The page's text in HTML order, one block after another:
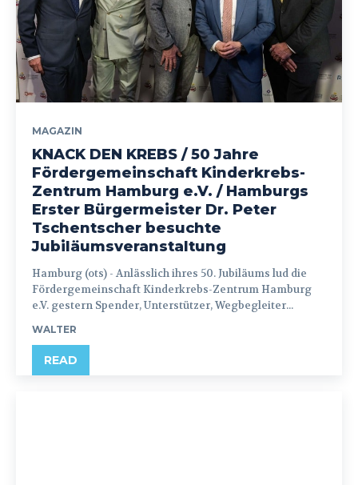
MAGAZIN
KNACK DEN KREBS / 50 Jahre
Fördergemeinschaft Kinderkrebs-
Zentrum Hamburg e.V. / Hamburgs
Erster Bürgermeister Dr. Peter
Tschentscher besuchte
Jubiläumsveranstaltung
Hamburg (ots) - Anlässlich ihres 50. Jubiläums lud die
Fördergemeinschaft Kinderkrebs-Zentrum Hamburg
e.V. gestern Spender, Unterstützer, Wegbegleiter...
WALTER
READ